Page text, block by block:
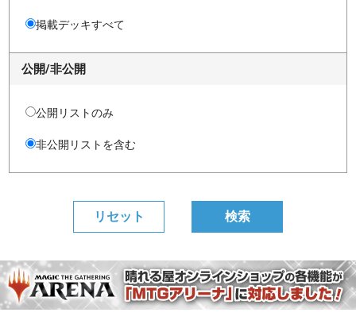
掲載デッキすべて
公開/非公開
公開リストのみ
非公開リストを含む